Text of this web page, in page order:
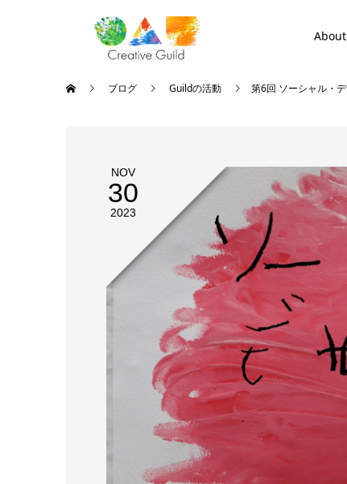
About
ブログ Guildの活動 第6回 ソーシャル・
NOV
30
2023